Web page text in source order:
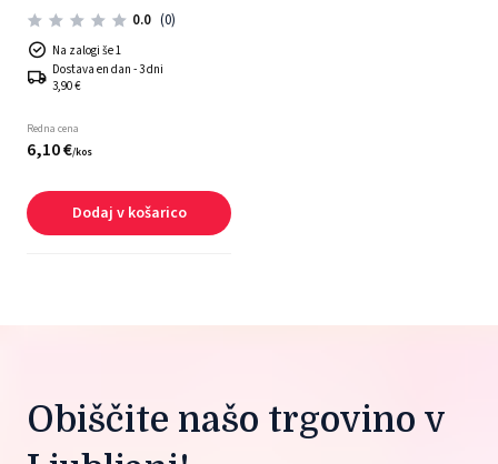
0.0 (0)
Na zalogi še 1
Dostava en dan - 3 dni
3,90 €
Redna cena
6,10€/kos
Dodaj v košarico
Obiščite našo trgovino v